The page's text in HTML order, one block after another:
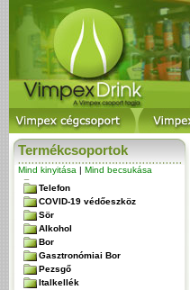
Termékcsoportok
Mind kinyitása | Mind becsukása
Telefon
COVID-19 védőeszköz
Sör
Alkohol
Bor
Gasztronómiai Bor
Pezsgő
Italkellék